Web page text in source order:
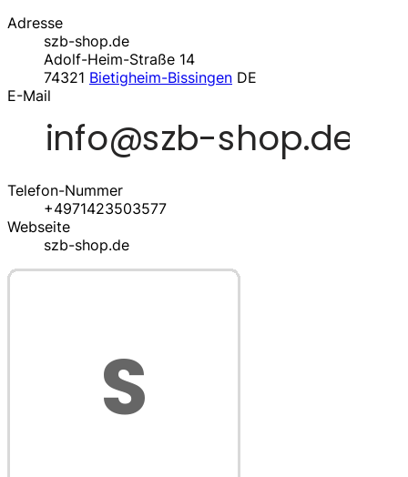
Adresse
szb-shop.de
Adolf-Heim-Straße 14
74321 Bietigheim-Bissingen DE
E-Mail
Telefon-Nummer
+4971423503577
Webseite
szb-shop.de